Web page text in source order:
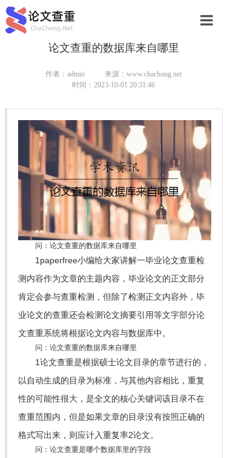
本科论文
硕士论文
博士论文
论文查重的数据库来自哪里
作者：admin
来源：www.chachong.net
时间：2023-10-01 20:31:46
问：论文查重的数据库来自哪里
1paperfree小编给大家讲解一毕业论文查重检
测内容作为文章的主题内容，毕业论文的正文部分
肯定会参与查重检测，但除了检测正文内容外，毕
业论文的查重还会检测论文摘要引用等文字部分论
文查重系统将根据论文内容与数据库中。
问：论文查重的数据库来自哪里
1论文查重是根据硕士论文目录的章节进行的，
以自动生成的目录为标准，与其他内容相比，重复
性的可能性很大，是全文的核心关键词该目录不在
查重范围内，但是如果文章的目录没有按照正确的
格式写出来，则应计入重复率2论文。
问：论文查重是哪个数据库里的字段